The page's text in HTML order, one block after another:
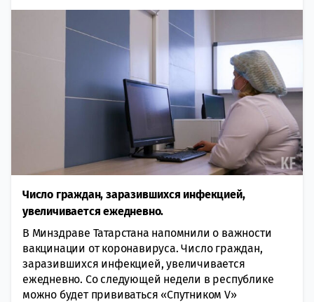
Число граждан, заразившихся инфекцией,
увеличивается ежедневно.
В Минздраве Татарстана напомнили о важности
вакцинации от коронавируса. Число граждан,
заразившихся инфекцией, увеличивается
ежедневно. Со следующей недели в республике
можно будет прививаться «Спутником V»